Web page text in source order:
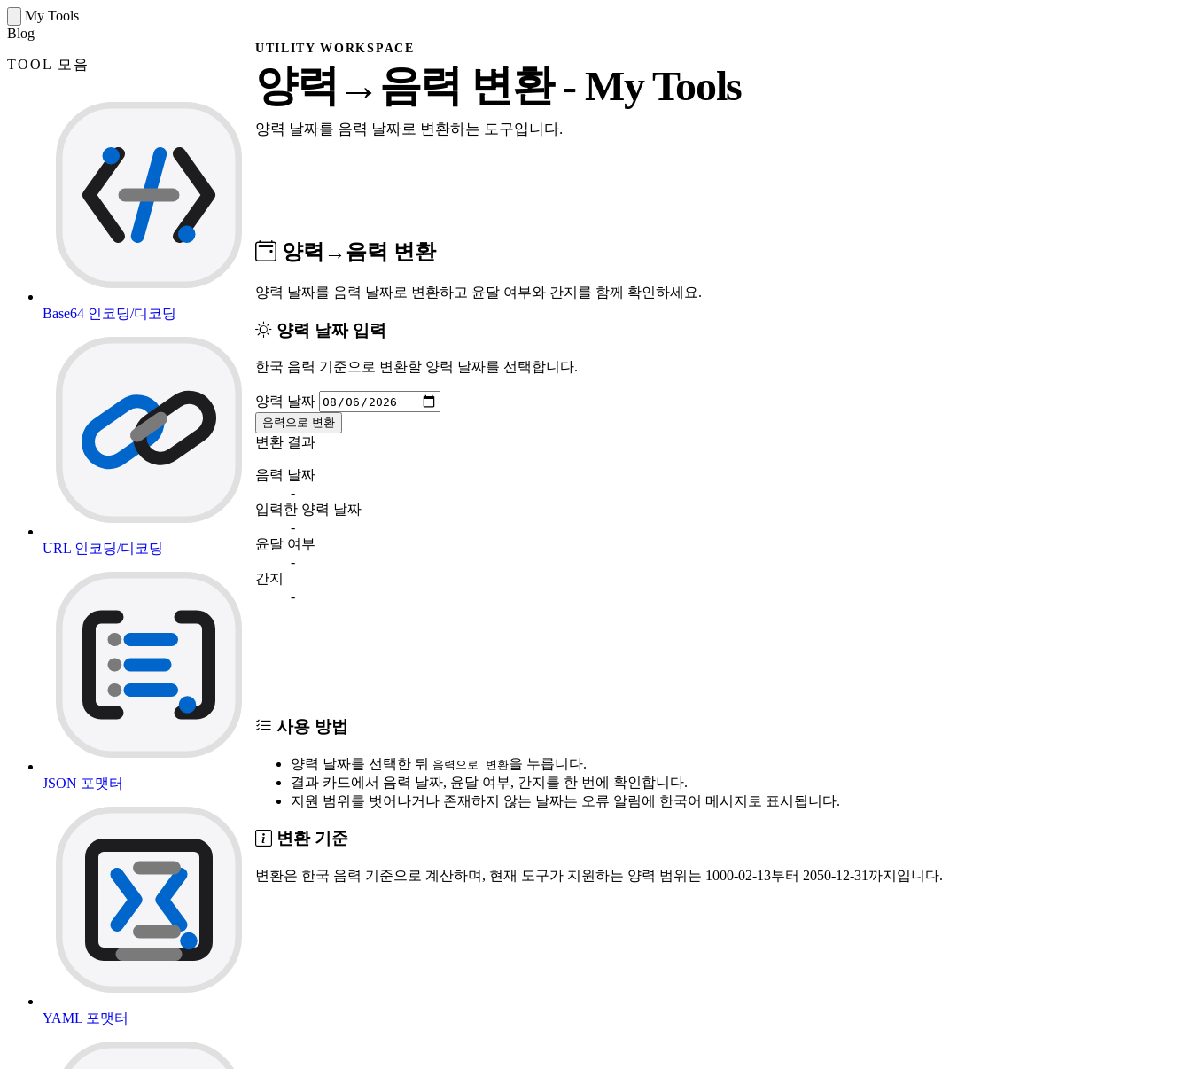
My Tools
Blog
TOOL 모음
Base64 인코딩/디코딩
URL 인코딩/디코딩
JSON 포맷터
YAML 포맷터
UTILITY WORKSPACE
양력→음력 변환 - My Tools
양력 날짜를 음력 날짜로 변환하는 도구입니다.
양력→음력 변환
양력 날짜를 음력 날짜로 변환하고 윤달 여부와 간지를 함께 확인하세요.
양력 날짜 입력
한국 음력 기준으로 변환할 양력 날짜를 선택합니다.
양력 날짜
음력으로 변환
변환 결과
음력 날짜
-
입력한 양력 날짜
-
윤달 여부
-
간지
-
사용 방법
양력 날짜를 선택한 뒤 음력으로 변환을 누릅니다.
결과 카드에서 음력 날짜, 윤달 여부, 간지를 한 번에 확인합니다.
지원 범위를 벗어나거나 존재하지 않는 날짜는 오류 알림에 한국어 메시지로 표시됩니다.
변환 기준
변환은 한국 음력 기준으로 계산하며, 현재 도구가 지원하는 양력 범위는 1000-02-13부터 2050-12-31까지입니다.